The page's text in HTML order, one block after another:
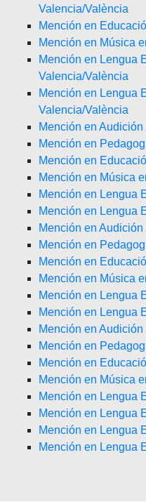
Valencia/València
Mención en
Mención en Música
Mención en Lengua
Valencia/València
Mención en Lengua
Valencia/València
Mención en
Mención en
Mención en
Mención en Música
Mención en Lengua
Mención en Lengua
Mención en
Mención en
Mención en
Mención en Música
Mención en Lengua
Mención en Lengua
Mención en
Mención en
Mención en
Mención en Música
Mención en Lengua
Mención en Lengua
Mención en Lengua
Mención en Lengua